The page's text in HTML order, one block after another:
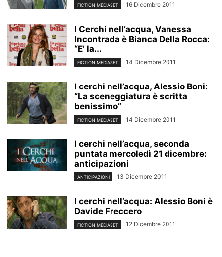
FICTION MEDIASET 16 Dicembre 2011
I Cerchi nell’acqua, Vanessa
Incontrada è Bianca Della Rocca:
“E’ la...
FICTION MEDIASET 14 Dicembre 2011
I cerchi nell’acqua, Alessio Boni:
“La sceneggiatura è scritta
benissimo”
FICTION MEDIASET 14 Dicembre 2011
I cerchi nell’acqua, seconda
puntata mercoledì 21 dicembre:
anticipazioni
ANTICIPAZIONI 13 Dicembre 2011
I cerchi nell’acqua: Alessio Boni è
Davide Freccero
FICTION MEDIASET 12 Dicembre 2011